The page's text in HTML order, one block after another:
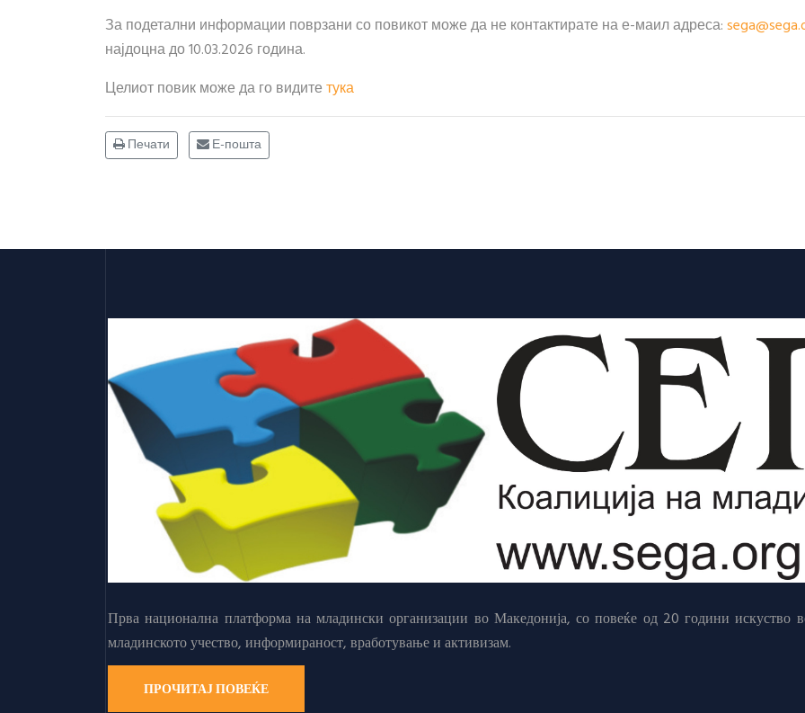
За подетални информации поврзани со повикот може да не контактирате на е-маил адреса:
најдоцна до 10.03.2026 година.
Целиот повик може да го видитетука
Печати Е-пошта
Прва национална платформа на младински организации во Македонија, со повеќе од 20 години искуство
младинското учество, информираност, вработување и активизам.
ПРОЧИТАЈ ПОВЕЌЕ